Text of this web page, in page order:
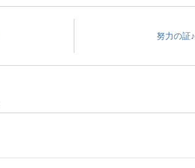
努力の証♪